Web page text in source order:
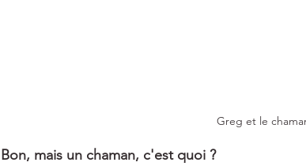
Greg et le
Bon, mais un chaman, c'est quoi ?